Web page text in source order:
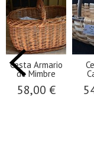
Cesta de
Merienda de
39,00 €